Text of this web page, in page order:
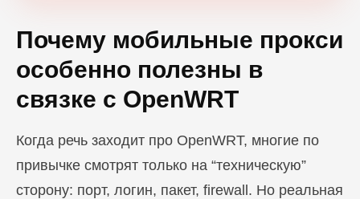
Почему мобильные прокси
особенно полезны в
связке с OpenWRT
Когда речь заходит про OpenWRT, многие по
привычке смотрят только на “техническую”
сторону: порт, логин, пакет, firewall. Но реальная